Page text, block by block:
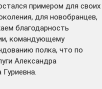
примером для своих
для новобранцев,
благодарность
командующему
полка, что по
Александра